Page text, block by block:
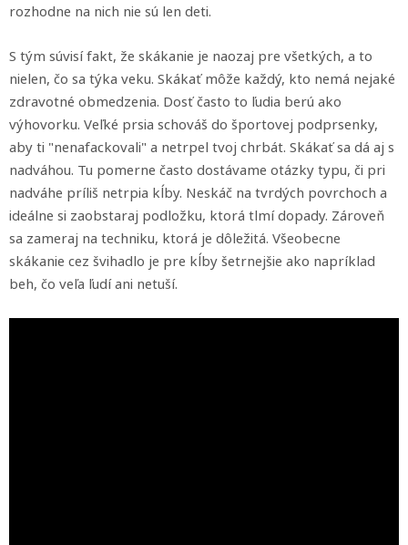
rozhodne na nich nie sú len deti.
S tým súvisí fakt, že skákanie je naozaj pre všetkých, a to
nielen, čo sa týka veku. Skákať môže každý, kto nemá nejaké
zdravotné obmedzenia. Dosť často to ľudia berú ako
výhovorku. Veľké prsia schováš do športovej podprsenky,
aby ti "nenafackovali" a netrpel tvoj chrbát. Skákať sa dá aj s
nadváhou. Tu pomerne často dostávame otázky typu, či pri
nadváhe príliš netrpia kĺby. Neskáč na tvrdých povrchoch a
ideálne si zaobstaraj podložku, ktorá tlmí dopady. Zároveň
sa zameraj na techniku, ktorá je dôležitá. Všeobecne
skákanie cez švihadlo je pre kĺby šetrnejšie ako napríklad
beh, čo veľa ľudí ani netuší.